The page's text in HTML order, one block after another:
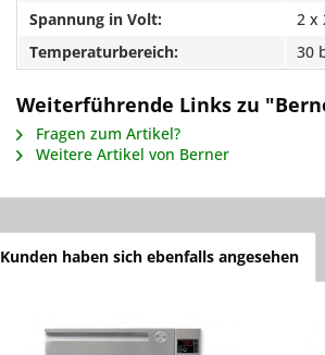
Spannung in Volt:
2 x
Temperaturbereich:
30
Weiterführende Links zu
Fragen zum Artikel?
Weitere Artikel von Berner
Kunden haben sich ebenfalls angesehen